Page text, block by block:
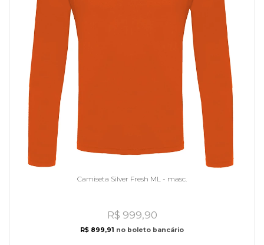
Camiseta Silver Fresh ML - masc.
R$ 999,90
R$ 899,91 no boleto bancário